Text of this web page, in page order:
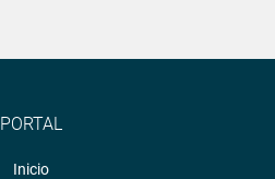
PORTAL
Inicio